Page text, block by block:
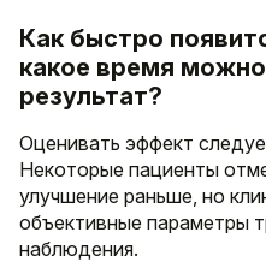
Как быстро
какое время
результат?
Оценивать эффект
Некоторые пациенты
улучшение раньше, но
объективные параметры
наблюдения.